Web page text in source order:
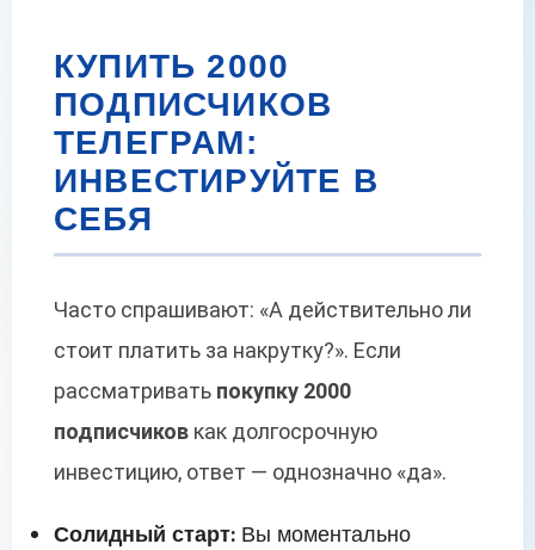
КУПИТЬ 2000
ПОДПИСЧИКОВ
ТЕЛЕГРАМ:
ИНВЕСТИРУЙТЕ В
СЕБЯ
Часто спрашивают: «А действительно ли
стоит платить за накрутку?». Если
рассматривать покупку 2000
подписчиков как долгосрочную
инвестицию, ответ — однозначно «да».
Солидный старт: Вы моментально